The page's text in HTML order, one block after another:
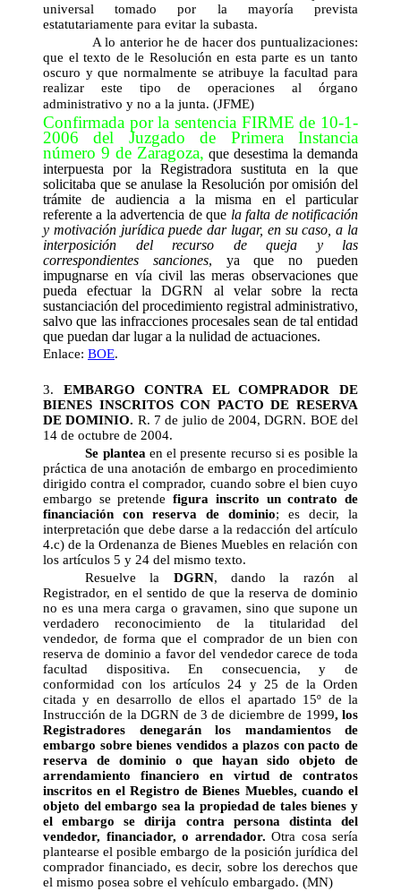
universal tomado por la mayoría prevista
estatutariamente para evitar la subasta.
A lo anterior he de hacer dos puntualizaciones:
que el texto de le Resolución en esta parte es un tanto
oscuro y que normalmente se atribuye la facultad para
realizar este tipo de operaciones al órgano
administrativo y no a la junta. (JFME)
Confirmada por la sentencia FIRME de 10-1-
2006 del Juzgado de Primera Instancia
número 9 de Zaragoza, que desestima la demanda
interpuesta por la Registradora sustituta en la que
solicitaba que se anulase la Resolución por omisión del
trámite de audiencia a la misma en el particular
referente a la advertencia de que  la falta de notificación
y motivación jurídica puede dar lugar, en su caso, a la
interposición del recurso de queja y las
correspondientes sanciones, ya queno pueden
impugnarse en vía civil las meras observaciones que
pueda efectuar la DGRN al velar sobre la recta
sustanciación del procedimiento registral administrativo,
salvo que las infracciones procesales sean de tal entidad
que puedan dar lugar a la nulidad de actuaciones.
Enlace: BOE.
3. EMBARGO CONTRA EL COMPRADOR DE
BIENES INSCRITOS CON PACTO DE RESERVA
DE DOMINIO. R. 7 de julio de 2004, DGRN. BOE del
14 de octubre de 2004.
Se planteaen el presente recurso si es posible la
práctica de una anotación de embargo en procedimiento
dirigido contra el comprador, cuando sobre el bien cuyo
embargo se pretende figura inscrito un contrato de
financiación con reserva de dominio; es decir, la
interpretación que debe darse a la redacción del artículo
4.c) de la Ordenanza de Bienes Muebles en relación con
los artículos 5 y 24 del mismo texto.
Resuelve la DGRN, dando la razón al
Registrador, en el sentido de que la reserva de dominio
no es una mera carga o gravamen, sino que supone un
verdadero reconocimiento de la titularidad del
vendedor, de forma que el comprador de un bien con
reserva de dominio a favor del vendedor carece de toda
facultad dispositiva. En consecuencia, y de
conformidad con los artículos 24 y 25 de la Orden
citada y en desarrollo de ellos el apartado 15º de la
Instrucción de la DGRN de 3 de diciembre de 1999, los
Registradores denegarán los mandamientos de
embargo sobre bienes vendidos a plazos con pacto de
reserva de dominio o que hayan sido objeto de
arrendamiento financiero en virtud de contratos
inscritos en el Registro de Bienes Muebles, cuando el
objeto del embargo sea la propiedad de tales bienes y
el embargo se dirija contra persona distinta del
vendedor, financiador, o arrendador. Otra cosa sería
plantearse el posible embargo de la posición jurídica del
comprador financiado, es decir, sobre los derechos que
el mismo posea sobre el vehículo embargado. (MN)